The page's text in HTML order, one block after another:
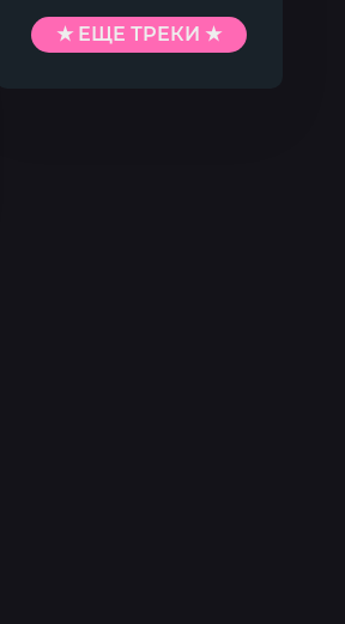
TIAO★ ЕЩЕ ТРЕКИ ★